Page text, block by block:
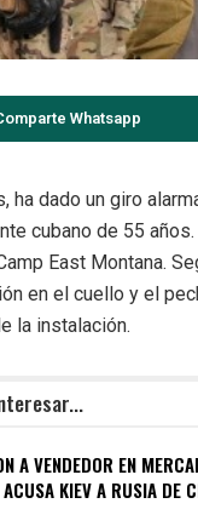
Whatsapp
dado un giro
cubano de 55 años.
East Montana.
en el cuello y el
la instalación.
A VENDEDOR EN
KIEV A RUSIA DE